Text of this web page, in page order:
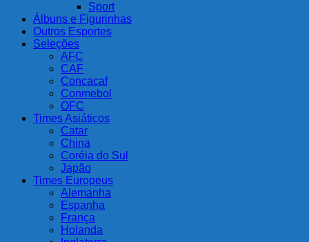
Sport
Álbuns e Figurinhas
Outros Esportes
Seleções
AFC
CAF
Concacaf
Conmebol
OFC
Times Asiáticos
Catar
China
Coréia do Sul
Japão
Times Europeus
Alemanha
Espanha
França
Holanda